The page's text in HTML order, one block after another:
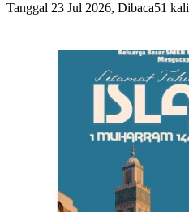
Tanggal 23 Jul 2026, Dibaca51 kali